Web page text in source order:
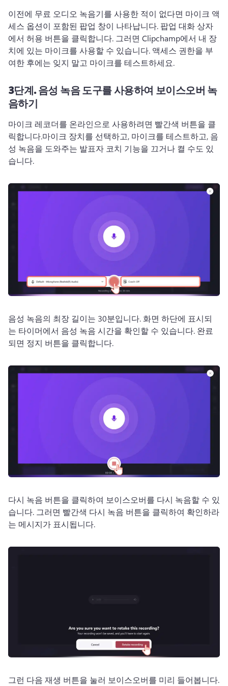
이전에 무료 오디오 녹음기를 사용한 적이 없다면 마이크 액
세스 옵션이 포함된 팝업 창이 나타납니다. 팝업 대화 상자
에서 허용 버튼을 클릭합니다. 그러면 Clipchamp에서 내 장
치에 있는 마이크를 사용할 수 있습니다. 액세스 권한을 부
여한 후에는 잊지 말고 마이크를 테스트하세요.
3단계.음성 녹음 도구를 사용하여 보이스오버 녹
음하기
마이크 레코더를 온라인으로 사용하려면 빨간색 버튼을 클
릭합니다.마이크 장치를 선택하고, 마이크를 테스트하고, 음
성 녹음을 도와주는 발표자 코치 기능을 끄거나 켤 수도 있
습니다.
음성 녹음의 최장 길이는 30분입니다. 화면 하단에 표시되
는 타이머에서 음성 녹음 시간을 확인할 수 있습니다. 완료
되면 정지 버튼을 클릭합니다.
다시 녹음 버튼을 클릭하여 보이스오버를 다시 녹음할 수 있
습니다. 그러면 빨간색 다시 녹음 버튼을 클릭하여 확인하라
는 메시지가 표시됩니다.